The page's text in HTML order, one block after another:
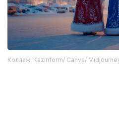
Коллаж: Kazinform/ Canva/